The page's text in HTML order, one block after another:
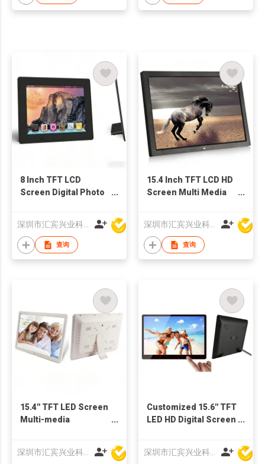
8 Inch TFT LCD
Screen Digital Photo
China Wholesale
Supplier
深圳市汇宾兴业科技有限公司
查询
15.4 Inch TFT LCD HD
Screen Multi Media
China Wholesale
Factory Supply
深圳市汇宾兴业科技有限公司
查询
15.4'' TFT LED Screen
Multi-media
Support Customzied
深圳市汇宾兴业科技有限公司
Customized 15.6'' TFT
LED HD Digital Screen
Audio Picture Display
深圳市汇宾兴业科技有限公司